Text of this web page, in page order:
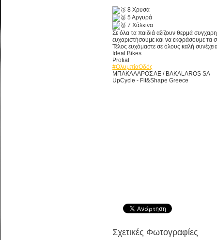
8 Χρυσά
5 Αργυρά
7 Χάλκινα
Σε όλα τα παιδιά αξίζουν θερμά
ευχαριστήσουμε και να εκφράσουμε τα
Τέλος ευχόμαστε σε όλους καλή
Ideal Bikes
Profial
#ΟλυμπίαΟδός
ΜΠΑΚΑΛΑΡΟΣ ΑΕ / BAKALAROS SA
UpCycle - Fit&Shape Greece
Σχετικές Φωτογραφίες